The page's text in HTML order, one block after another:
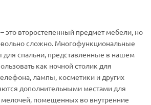
это второстепенный предмет мебели, но
сложно. Многофункциональные
для спальни, представленные в нашем
как ночной столик для
лампы, косметики и других
дополнительными местами для
помещенных во внутренние